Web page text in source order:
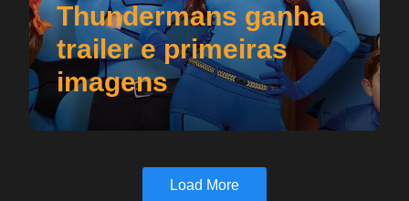
Thundermans ganha
trailer e primeiras
imagens
Load More